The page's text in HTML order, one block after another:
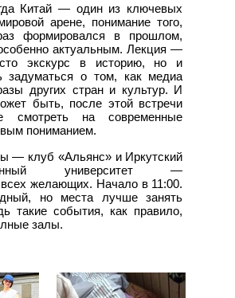
Китай — один из ключевых
арене, понимание того,
формировался в прошлом,
актуальным. Лекция —
экскурс в историю, но и
задуматься о том, как медиа
других стран и культур. И
быть, после этой встречи
смотреть на современные
пониманием.
— клуб «Альянс» и Иркутский
университет —
желающих. Начало в 11:00.
но места лучше занять
такие события, как правило,
залы.